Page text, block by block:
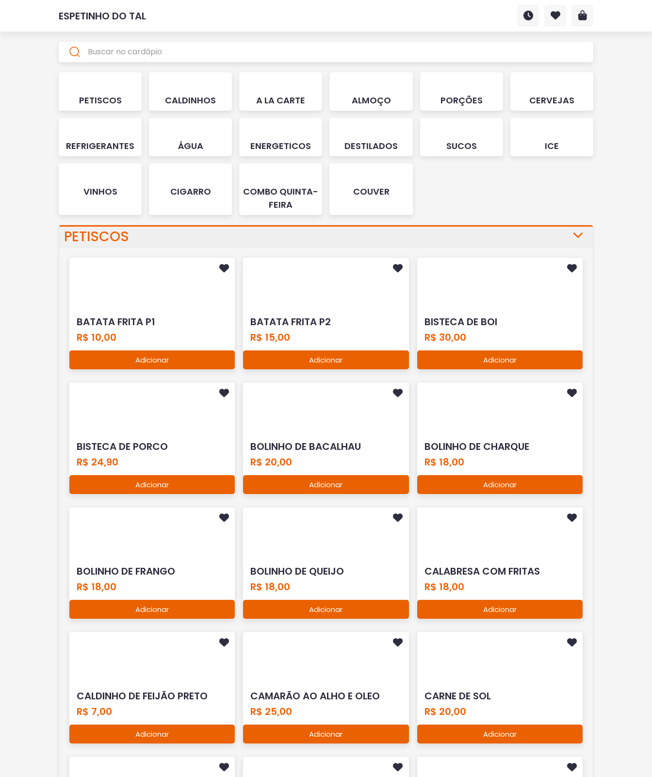
ESPETINHO DO TAL
PETISCOS CALDINHOS A LA CARTE ALMOÇO PORÇÕES CERVEJAS
REFRIGERANTES ÁGUA ENERGETICOS DESTILADOS SUCOS ICE
VINHOS CIGARRO
COMBO QUINTA-
FEIRA
COUVER
PETISCOS
BATATA FRITA P1
R$ 10,00
Adicionar
BATATA FRITA P2
R$ 15,00
Adicionar
BISTECA DE BOI
R$ 30,00
Adicionar
BISTECA DE PORCO
R$ 24,90
Adicionar
BOLINHO DE BACALHAU
R$ 20,00
Adicionar
BOLINHO DE CHARQUE
R$ 18,00
Adicionar
BOLINHO DE FRANGO
R$ 18,00
Adicionar
BOLINHO DE QUEIJO
R$ 18,00
Adicionar
CALABRESA COM FRITAS
R$ 18,00
Adicionar
CALDINHO DE FEIJÃO PRETO
R$ 7,00
Adicionar
CAMARÃO AO ALHO E OLEO
R$ 25,00
Adicionar
CARNE DE SOL
R$ 20,00
Adicionar